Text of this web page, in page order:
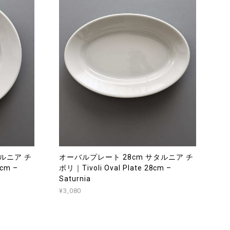
ニア チ
–
オーバルプレート 28cm サタルニア チ
ボリ｜Tivoli Oval Plate 28cm –
Saturnia
¥3,080